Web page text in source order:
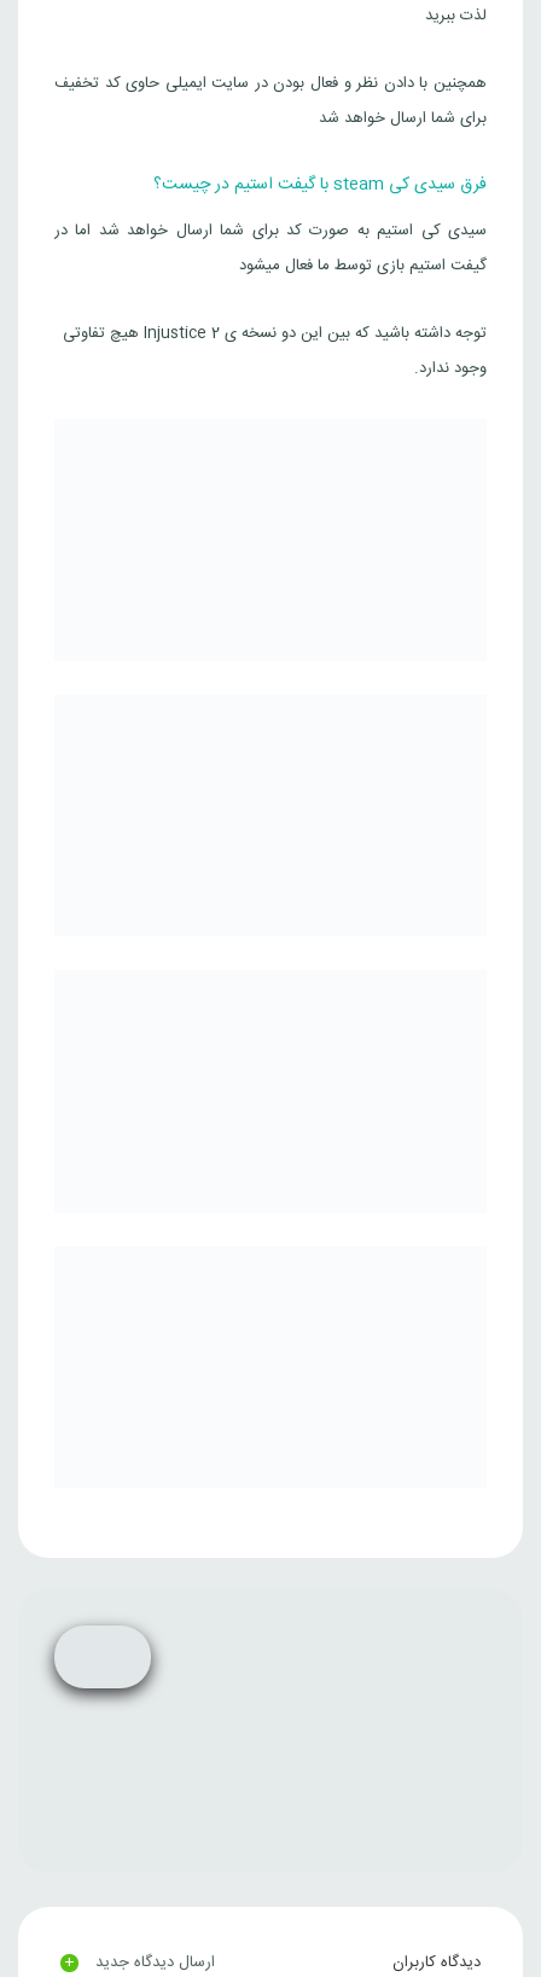
لذت ببرید
همچنین با دادن نظر و فعال بودن در سایت ایمیلی حاوی کد تخفیف
برای شما ارسال خواهد شد
فرق سیدی کی steam با گیفت استیم در چیست؟
سیدی کی استیم به صورت کد برای شما ارسال خواهد شد اما در
گیفت استیم بازی توسط ما فعال میشود
توجه داشته باشید که بین این دو نسخه ی Injustice 2 هیچ تفاوتی
وجود ندارد.
دیدگاه کاربران ارسال دیدگاه جدید +